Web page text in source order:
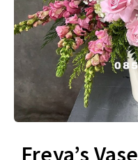
Freya’s Vase